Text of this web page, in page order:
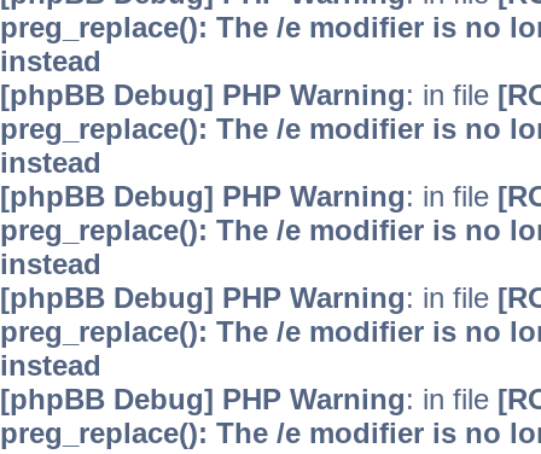
preg_replace(): The /e modifier is no
instead
[phpBB Debug] PHP Warning: in file
preg_replace(): The /e modifier is no
instead
[phpBB Debug] PHP Warning: in file
preg_replace(): The /e modifier is no
instead
[phpBB Debug] PHP Warning: in file
preg_replace(): The /e modifier is no
instead
[phpBB Debug] PHP Warning: in file
preg_replace(): The /e modifier is no